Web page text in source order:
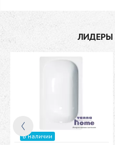
В наличии